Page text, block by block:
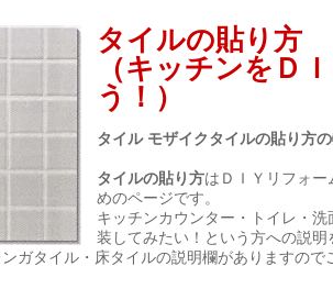
タイルの貼り方
（キッチンをＤ
う！）
タイル モザイクタイルの貼り方
タイルの貼り方はＤＩＹリフォ
めのページです。
キッチンカウンター・トイレ・
装してみたい！という方への説明
ガタイル・床タイルの説明欄がありますので